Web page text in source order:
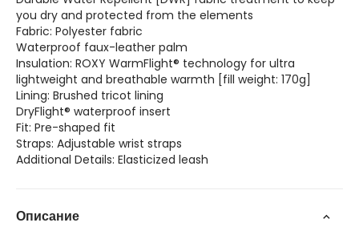
you dry and protected from the elements
Fabric: Polyester fabric
Waterproof faux-leather palm
Insulation: ROXY WarmFlight® technology for ultra
lightweight and breathable warmth [fill weight: 170g]
Lining: Brushed tricot lining
DryFlight® waterproof insert
Fit: Pre-shaped fit
Straps: Adjustable wrist straps
Additional Details: Elasticized leash
Описание